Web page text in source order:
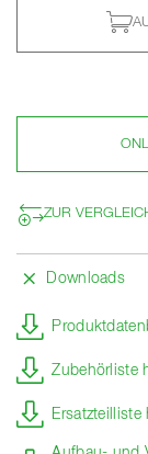
ZUR
Downloads
Zubehörliste
Ersatzteilliste